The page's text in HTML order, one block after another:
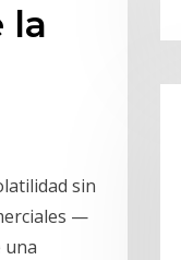
la
sin
—
una